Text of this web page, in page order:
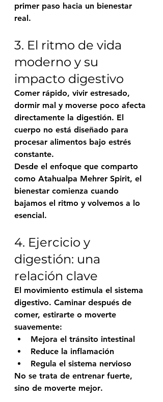
primer paso hacia un bienestar
real.
3. El ritmo de vida
moderno y su
impacto digestivo
Comer rápido, vivir estresado,
dormir mal y moverse poco afecta
directamente la digestión. El
cuerpo no está diseñado para
procesar alimentos bajo estrés
constante.
Desde el enfoque que comparto
como Atahualpa Mehrer Spirit, el
bienestar comienza cuando
bajamos el ritmo y volvemos a lo
esencial.
4. Ejercicio y
digestión: una
relación clave
El movimiento estimula el sistema
digestivo. Caminar después de
comer, estirarte o moverte
suavemente:
Mejora el tránsito intestinal
Reduce la inflamación
Regula el sistema nervioso
No se trata de entrenar fuerte,
sino de moverte mejor.